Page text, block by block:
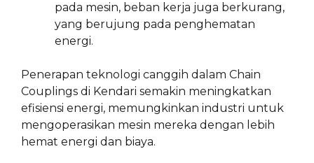
pada mesin, beban kerja juga berkurang,
yang berujung pada penghematan
energi.
Penerapan teknologi canggih dalam Chain
Couplings di Kendari semakin meningkatkan
efisiensi energi, memungkinkan industri untuk
mengoperasikan mesin mereka dengan lebih
hemat energi dan biaya.